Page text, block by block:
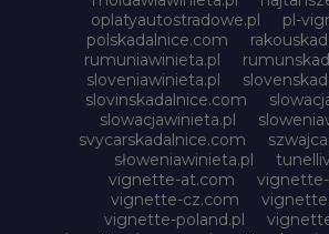
oplatyautostradowe.pl
pl-
polskadalnice.com
rumuniawinieta.pl
sloveniawinieta.pl
slovinskadalnice.com
slowacjawinieta.pl
svycarskadalnice.com
słoweniawinieta.pl
vignette-at.com
vignette-cz.com
vignette-poland.pl